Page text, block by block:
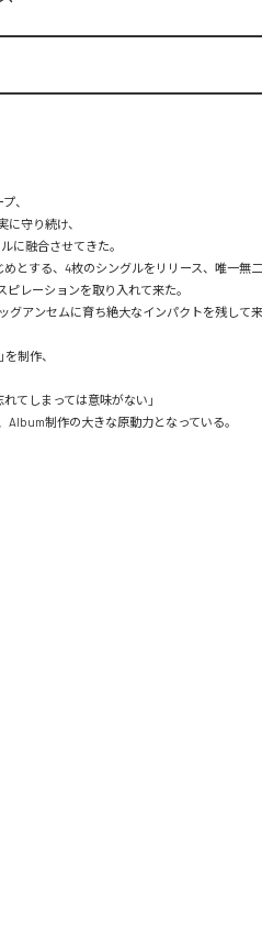
、
守り続け、
に融合させてきた。
とする、4枚のシングルをリリース、唯一無
レーションを取り入れて来た。
アンセムに育ち絶大なインパクトを残して来
制作、
てしまっては意味がない」
制作の大きな原動力となっている。